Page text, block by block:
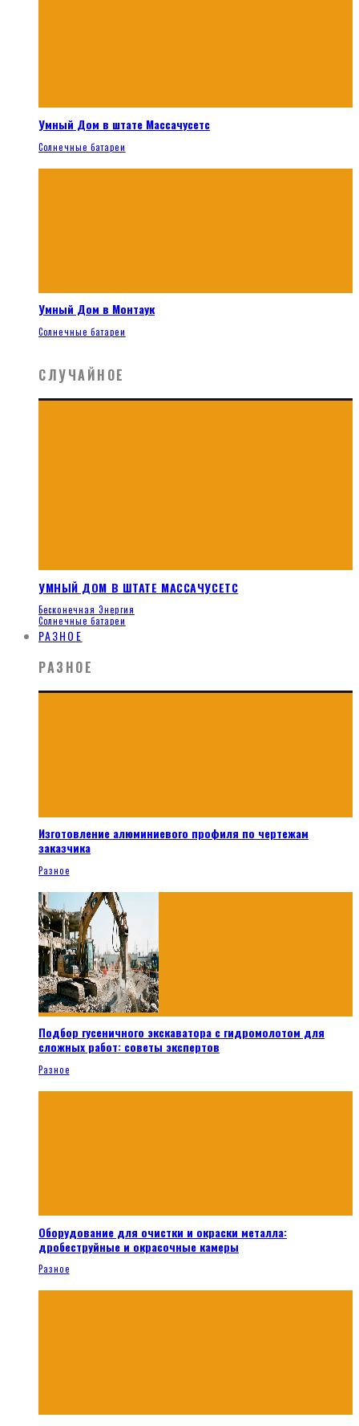
Умный Дом в штате Массачусетс
Солнечные батареи
Умный Дом в Монтаук
Солнечные батареи
СЛУЧАЙНОЕ
УМНЫЙ ДОМ В ШТАТЕ МАССАЧУСЕТС
Бесконечная Энергия
Солнечные батареи
РАЗНОЕ
РАЗНОЕ
Изготовление алюминиевого профиля по чертежам
заказчика
Разное
Подбор гусеничного экскаватора с гидромолотом для
сложных работ: советы экспертов
Разное
Оборудование для очистки и окраски металла:
дробеструйные и окрасочные камеры
Разное